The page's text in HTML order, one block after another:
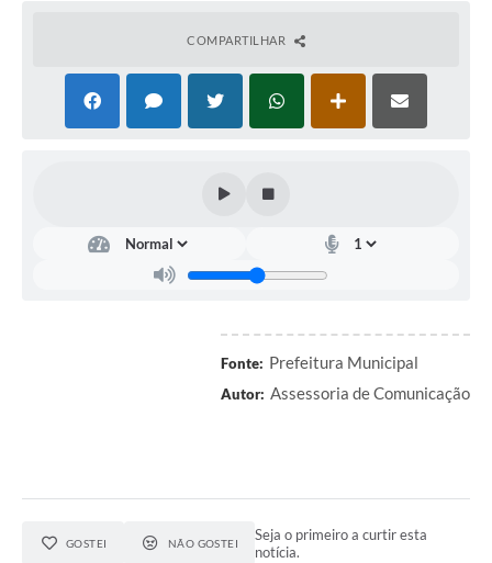
COMPARTILHAR
Fonte: Prefeitura Municipal
Autor: Assessoria de Comunicação
GOSTEI NÃO GOSTEI
Seja o primeiro a curtir esta
notícia.